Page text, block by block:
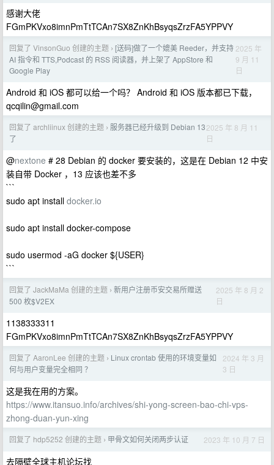
感谢大佬
FGmPKVxo8imnPmTtTCAn7SX8ZnKhBsyqsZrzFA5YPPVY
回复了 VinsonGuo 创建的主题 › [送码]做了一个媲美 Reeder，并支持
AI 指令和 TTS,Podcast 的 RSS 阅读器，并上架了 AppStore 和
Google Play
2025 年
9 月 11
日
Android 和 iOS 都可以给一个吗？ Android 和 iOS 版本都已下载，
qcqilin@gmail.com
回复了 archliinux 创建的主题 › 服务器已经升级到 Debian 13
了
2025 年 8 月 11
日
@nextone # 28 Debian 的 docker 要安装的，这是在 Debian 12 中安
装自带 Docker ，13 应该也差不多
```
sudo apt install docker.io
sudo apt install docker-compose
sudo usermod -aG docker ${USER}
```
回复了 JackMaMa 创建的主题 › 新用户注册币安交易所赠送
500 枚$V2EX
2025 年 8 月 2
日
1138333311
FGmPKVxo8imnPmTtTCAn7SX8ZnKhBsyqsZrzFA5YPPVY
回复了 AaronLee 创建的主题 › Linux crontab 使用的环境变量如
何与用户变量完全相同 ？
2024 年 3 月
3 日
这是我在用的方案。
https://www.itansuo.info/archives/shi-yong-screen-bao-chi-vps-
zhong-duan-yun-xing
回复了 hdp5252 创建的主题 › 甲骨文如何关闭两步认证 2023 年 10 月 7 日
去隔壁全球主机论坛找